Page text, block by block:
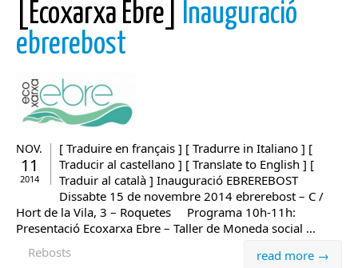
[Ecoxarxa Ebre]
Inauguració
ebrerebost
NOV.
11
2014
[ Traduire en français ] [ Tradurre in Italiano ] [
Traducir al castellano ] [ Translate to English ] [
Traduir al català ] Inauguració EBREREBOST
Dissabte 15 de novembre 2014 ebrerebost – C /
Hort de la Vila, 3 – Roquetes Programa 10h-11h:
Presentació Ecoxarxa Ebre – Taller de Moneda social ...
read more →
Rebosts